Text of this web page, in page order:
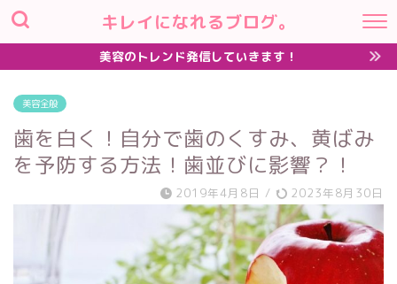
キレイになれるブログ。
美容のトレンド発信していきます！
美容全般
歯を白く！自分で歯のくすみ、黄ばみ
を予防する方法！歯並びに影響？！
2019年4月8日 / 2023年8月30日